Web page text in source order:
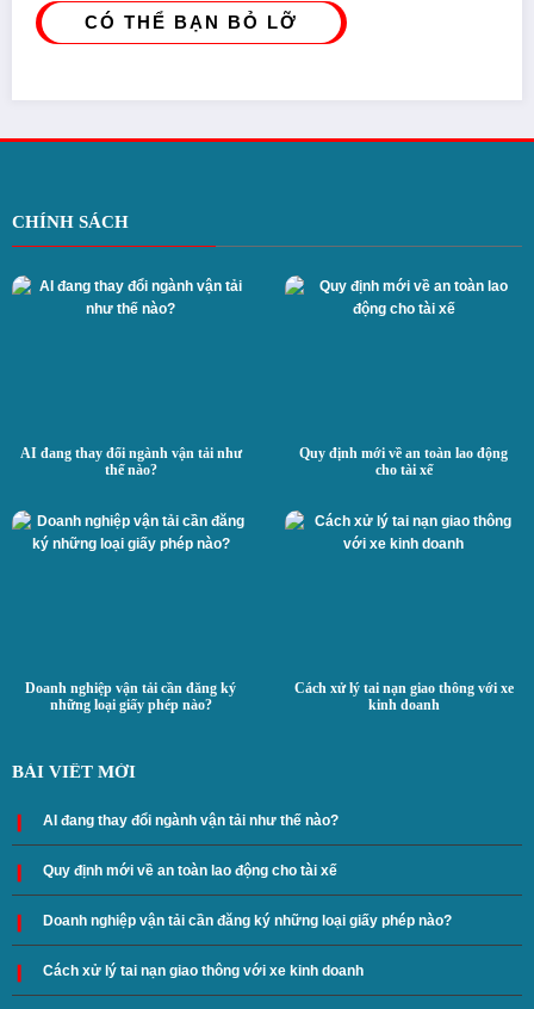
CÓ THỂ BẠN BỎ LỠ
CHÍNH SÁCH
AI đang thay đổi ngành vận tải như
thế nào?
Quy định mới về an toàn lao động
cho tài xế
Doanh nghiệp vận tải cần đăng ký
những loại giấy phép nào?
Cách xử lý tai nạn giao thông với xe
kinh doanh
BÀI VIẾT MỚI
AI đang thay đổi ngành vận tải như thế nào?
Quy định mới về an toàn lao động cho tài xế
Doanh nghiệp vận tải cần đăng ký những loại giấy phép nào?
Cách xử lý tai nạn giao thông với xe kinh doanh